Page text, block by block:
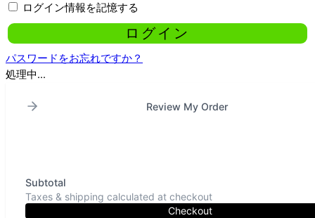
ログイン情報を記憶する
パスワードをお忘れですか？
処理中...
Review My Order
Subtotal
Taxes & shipping calculated at checkout
Checkout